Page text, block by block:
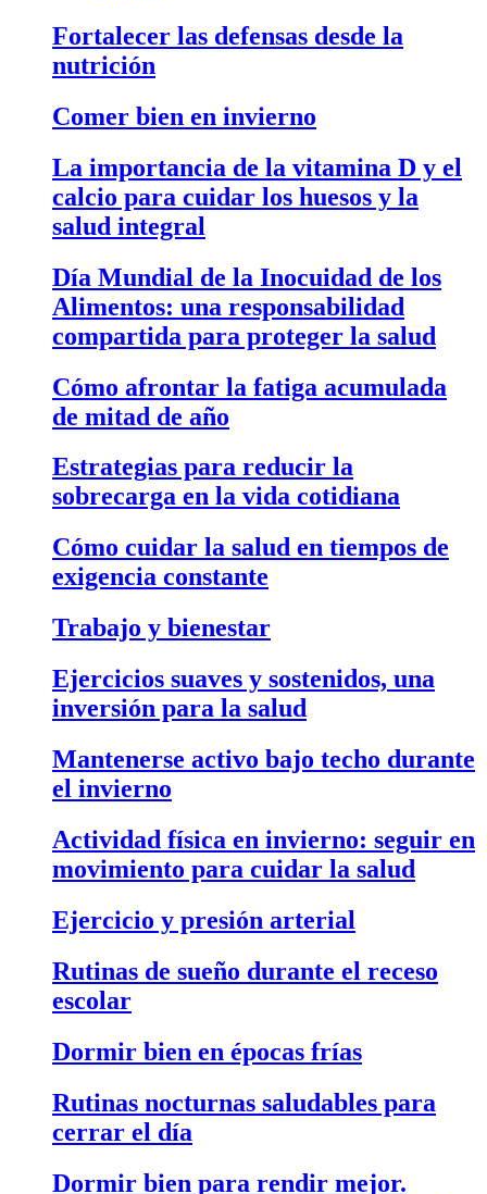
Fortalecer las defensas desde la
nutrición
Comer bien en invierno
La importancia de la vitamina D y el
calcio para cuidar los huesos y la
salud integral
Día Mundial de la Inocuidad de los
Alimentos: una responsabilidad
compartida para proteger la salud
Cómo afrontar la fatiga acumulada
de mitad de año
Estrategias para reducir la
sobrecarga en la vida cotidiana
Cómo cuidar la salud en tiempos de
exigencia constante
Trabajo y bienestar
Ejercicios suaves y sostenidos, una
inversión para la salud
Mantenerse activo bajo techo durante
el invierno
Actividad física en invierno: seguir en
movimiento para cuidar la salud
Ejercicio y presión arterial
Rutinas de sueño durante el receso
escolar
Dormir bien en épocas frías
Rutinas nocturnas saludables para
cerrar el día
Dormir bien para rendir mejor.